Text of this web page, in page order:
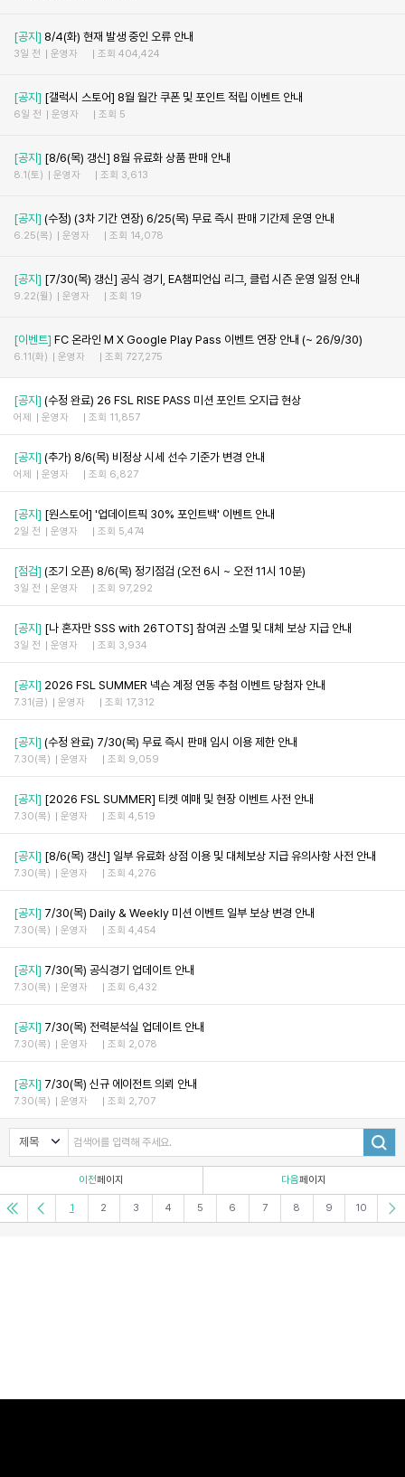
[공지] 8/4(화) 현재 발생 중인 오류 안내
3일 전 운영자 조회 404,424
[공지] [갤럭시 스토어] 8월 월간 쿠폰 및 포인트 적립 이벤트 안내
6일 전 운영자 조회 5
[공지] [8/6(목) 갱신] 8월 유료화 상품 판매 안내
8.1(토) 운영자 조회 3,613
[공지] (수정) (3차 기간 연장) 6/25(목) 무료 즉시 판매 기간제 운영 안내
6.25(목) 운영자 조회 14,078
[공지] [7/30(목) 갱신] 공식 경기, EA챔피언십 리그, 클럽 시즌 운영 일정 안내
9.22(월) 운영자 조회 19
[이벤트] FC 온라인 M X Google Play Pass 이벤트 연장 안내 (~ 26/9/30)
6.11(화) 운영자 조회 727,275
[공지] (수정 완료) 26 FSL RISE PASS 미션 포인트 오지급 현상
어제 운영자 조회 11,857
[공지] (추가) 8/6(목) 비정상 시세 선수 기준가 변경 안내
어제 운영자 조회 6,827
[공지] [원스토어] '업데이트픽 30% 포인트백' 이벤트 안내
2일 전 운영자 조회 5,474
[점검] (조기 오픈) 8/6(목) 정기점검 (오전 6시 ~ 오전 11시 10분)
3일 전 운영자 조회 97,292
[공지] [나 혼자만 SSS with 26TOTS] 참여권 소멸 및 대체 보상 지급 안내
3일 전 운영자 조회 3,934
[공지] 2026 FSL SUMMER 넥슨 계정 연동 추첨 이벤트 당첨자 안내
7.31(금) 운영자 조회 17,312
[공지] (수정 완료) 7/30(목) 무료 즉시 판매 임시 이용 제한 안내
7.30(목) 운영자 조회 9,059
[공지] [2026 FSL SUMMER] 티켓 예매 및 현장 이벤트 사전 안내
7.30(목) 운영자 조회 4,519
[공지] [8/6(목) 갱신] 일부 유료화 상점 이용 및 대체보상 지급 유의사항 사전 안내
7.30(목) 운영자 조회 4,276
[공지] 7/30(목) Daily & Weekly 미션 이벤트 일부 보상 변경 안내
7.30(목) 운영자 조회 4,454
[공지] 7/30(목) 공식경기 업데이트 안내
7.30(목) 운영자 조회 6,432
[공지] 7/30(목) 전력분석실 업데이트 안내
7.30(목) 운영자 조회 2,078
[공지] 7/30(목) 신규 에이전트 의뢰 안내
7.30(목) 운영자 조회 2,707
이전페이지 다음페이지
1 2 3 4 5 6 7 8 9 10